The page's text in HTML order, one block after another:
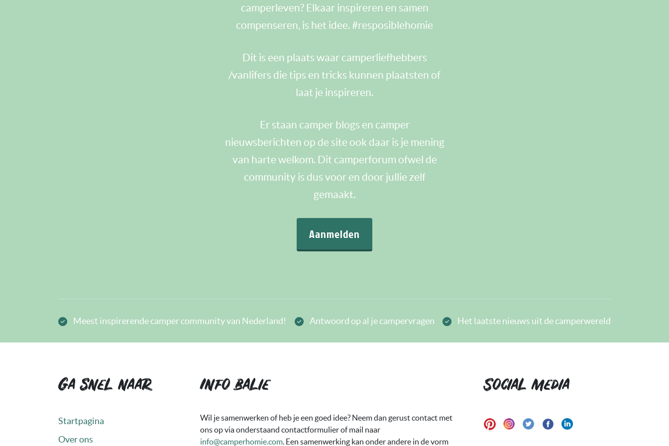
camperleven? Elkaar inspireren en samen
compenseren, is het idee. #resposiblehomie
Dit is een plaats waar camperliefhebbers
/vanlifers die tips en tricks kunnen plaatsten of
laat je inspireren.
Er staan camper blogs en camper
nieuwsberichten op de site ook daar is je mening
van harte welkom. Dit camperforum ofwel de
community is dus voor en door jullie zelf
gemaakt.
Aanmelden
Meest inspirerende camper community van Nederland! Antwoord op al je campervragen Het laatste nieuws uit de camperwereld
Ga snel naar
Startpagina
Over ons
Info balie
Wil je samenwerken of heb je een goed idee? Neem dan gerust contact met
ons op via onderstaand contactformulier of mail naar
info@camperhomie.com. Een samenwerking kan onder andere in de vorm
Social media